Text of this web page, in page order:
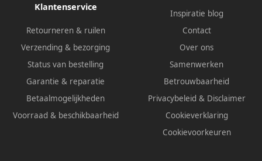
Klantenservice
Retourneren & ruilen
Verzending & bezorging
Status van bestelling
Garantie & reparatie
Betaalmogelijkheden
Voorraad & beschikbaarheid
Inspiratie blog
Contact
Over ons
Samenwerken
Betrouwbaarheid
Privacybeleid & Disclaimer
Cookieverklaring
Cookievoorkeuren